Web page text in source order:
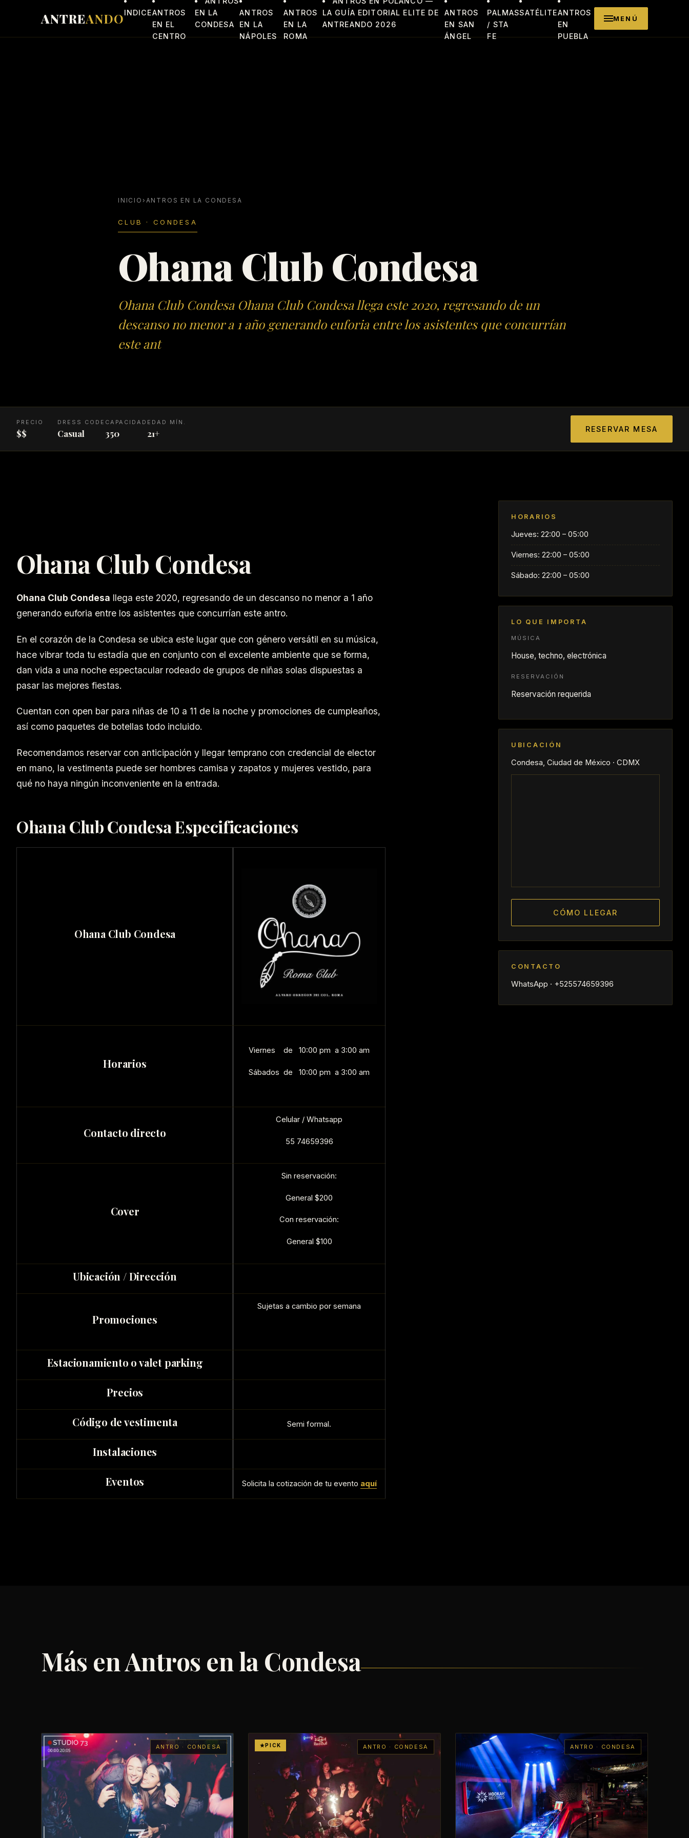
ANTREANDOINDICEANTROS
EN EL
CENTRO
EN LA
CONDESA
ANTROS
EN LA
NÁPOLES
ANTROS
EN LA
ROMA
LA GUÍA EDITORIAL ELITE DE
ANTREANDO 2026
ANTROS
EN SAN
ÁNGEL
PALMAS
/ STA
FE
SATÉLITEANTROS
EN
PUEBLA
MENÚ
INICIO › ANTROS EN LA CONDESA
CLUB · CONDESA
Ohana Club Condesa
Ohana Club Condesa Ohana Club Condesa llega este 2020, regresando de un
descanso no menor a 1 año generando euforia entre los asistentes que concurrían
este ant
PRECIO
$$
DRESS CODE
Casual
CAPACIDAD
350
EDAD MÍN.
21+ RESERVAR MESA
Ohana Club Condesa
Ohana Club Condesa llega este 2020, regresando de un descanso no menor a 1 año
generando euforia entre los asistentes que concurrían este antro.
En el corazón de la Condesa se ubica este lugar que con género versátil en su música,
hace vibrar toda tu estadía que en conjunto con el excelente ambiente que se forma,
dan vida a una noche espectacular rodeado de grupos de niñas solas dispuestas a
pasar las mejores fiestas.
Cuentan con open bar para niñas de 10 a 11 de la noche y promociones de cumpleaños,
así como paquetes de botellas todo incluido.
Recomendamos reservar con anticipación y llegar temprano con credencial de elector
en mano, la vestimenta puede ser hombres camisa y zapatos y mujeres vestido, para
qué no haya ningún inconveniente en la entrada.
Ohana Club Condesa Especificaciones
Ohana Club Condesa
Horarios
Viernes de 10:00 pm a 3:00 am
Sábados de 10:00 pm a 3:00 am
Contacto directo
Celular / Whatsapp
55 74659396
Cover
Sin reservación:
General $200
Con reservación:
General $100
Ubicación / Dirección
Promociones
Sujetas a cambio por semana
Estacionamiento o valet parking
Precios
Código de vestimenta Semi formal.
Instalaciones
Eventos Solicita la cotización de tu evento aquí
HORARIOS
Jueves: 22:00 – 05:00
Viernes: 22:00 – 05:00
Sábado: 22:00 – 05:00
LO QUE IMPORTA
MÚSICA
House, techno, electrónica
RESERVACIÓN
Reservación requerida
UBICACIÓN
Condesa, Ciudad de México · CDMX
CÓMO LLEGAR
CONTACTO
WhatsApp · +525574659396
Más en Antros en la Condesa
ANTRO · CONDESA ANTRO · CONDESA
PICK ANTRO · CONDESA